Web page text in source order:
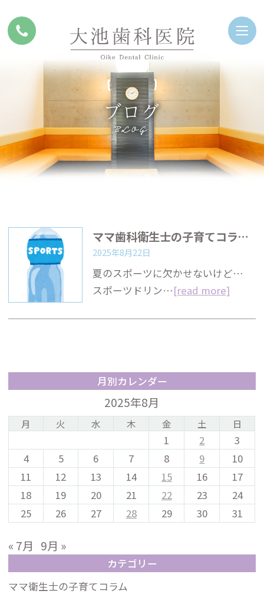
ブログ
BLOG
ママ歯科衛生士の子育てコラム『スポーツドリンク、歯の健康のためにはほどほどに！！』
2025年8月22日
夏のスポーツに欠かせないけど…
スポーツドリン…[read more]
月別カレンダー
2025年8月
月 火 水 木 金 土 日
1 2
3
4
5 6 7 8 9
10
11
12 13 14 15 16
17
18
19 20 21 22 23
24
25
26 27 28 29 30 31
« 7月 9月 »
カテゴリー
ママ衛生士の子育てコラム